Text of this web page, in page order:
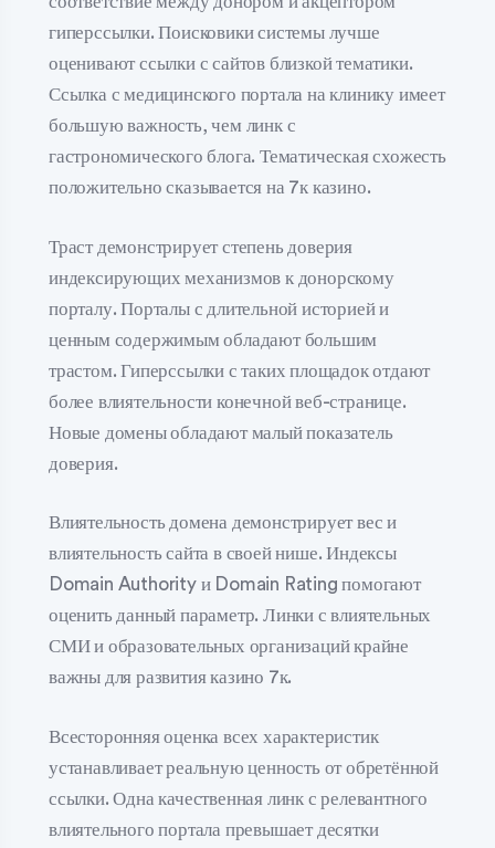
гиперссылки. Поисковики системы лучше
оценивают ссылки с сайтов близкой тематики.
Ссылка с медицинского портала на клинику имеет
большую важность, чем линк с
гастрономического блога. Тематическая схожесть
положительно сказывается на 7к казино.
Траст демонстрирует степень доверия
индексирующих механизмов к донорскому
порталу. Порталы с длительной историей и
ценным содержимым обладают большим
трастом. Гиперссылки с таких площадок отдают
более влиятельности конечной веб-странице.
Новые домены обладают малый показатель
доверия.
Влиятельность домена демонстрирует вес и
влиятельность сайта в своей нише. Индексы
Domain Authority и Domain Rating помогают
оценить данный параметр. Линки с влиятельных
СМИ и образовательных организаций крайне
важны для развития казино 7к.
Всесторонняя оценка всех характеристик
устанавливает реальную ценность от обретённой
ссылки. Одна качественная линк с релевантного
влиятельного портала превышает десятки